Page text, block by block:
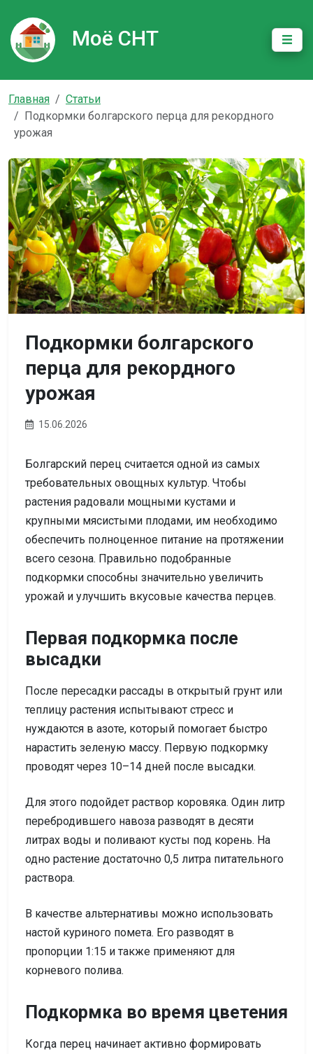
Моё СНТ
Главная
Статьи
Подкормки болгарского перца для рекордного
урожая
Подкормки болгарского
перца для рекордного
урожая
15.06.2026
Болгарский перец считается одной из самых
требовательных овощных культур. Чтобы
растения радовали мощными кустами и
крупными мясистыми плодами, им необходимо
обеспечить полноценное питание на протяжении
всего сезона. Правильно подобранные
подкормки способны значительно увеличить
урожай и улучшить вкусовые качества перцев.
Первая подкормка после
высадки
После пересадки рассады в открытый грунт или
теплицу растения испытывают стресс и
нуждаются в азоте, который помогает быстро
нарастить зеленую массу. Первую подкормку
проводят через 10–14 дней после высадки.
Для этого подойдет раствор коровяка. Один литр
перебродившего навоза разводят в десяти
литрах воды и поливают кусты под корень. На
одно растение достаточно 0,5 литра питательного
раствора.
В качестве альтернативы можно использовать
настой куриного помета. Его разводят в
пропорции 1:15 и также применяют для
корневого полива.
Подкормка во время цветения
Когда перец начинает активно формировать